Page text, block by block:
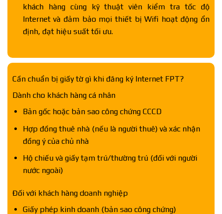
khách hàng cùng kỹ thuật viên kiểm tra tốc độ
Internet và đảm bảo mọi thiết bị Wifi hoạt động ổn
định, đạt hiệu suất tối ưu.
Cần chuẩn bị giấy tờ gì khi đăng ký Internet FPT?
Dành cho khách hàng cá nhân
Bản gốc hoặc bản sao công chứng CCCD
Hợp đồng thuê nhà (nếu là người thuê) và xác nhận
đồng ý của chủ nhà
Hộ chiếu và giấy tạm trú/thường trú (đối với người
nước ngoài)
Đối với khách hàng doanh nghiệp
Giấy phép kinh doanh (bản sao công chứng)